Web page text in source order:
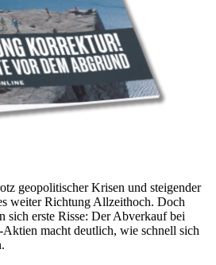
geopolitischer Krisen und steigender
weiter Richtung Allzeithoch. Doch
sich erste Risse: Der Abverkauf bei
macht deutlich, wie schnell sich